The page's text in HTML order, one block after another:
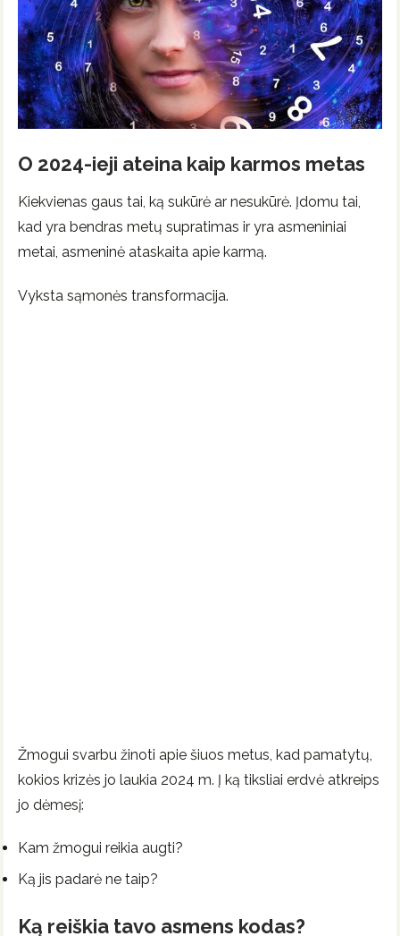
O 2024-ieji ateina kaip karmos metas
Kiekvienas gaus tai, ką sukūrė ar nesukūrė. Įdomu tai,
kad yra bendras metų supratimas ir yra asmeniniai
metai, asmeninė ataskaita apie karmą.
Vyksta sąmonės transformacija.
Žmogui svarbu žinoti apie šiuos metus, kad pamatytų,
kokios krizės jo laukia 2024 m. Į ką tiksliai erdvė atkreips
jo dėmesį:
Kam žmogui reikia augti?
Ką jis padarė ne taip?
Ką reiškia tavo asmens kodas?